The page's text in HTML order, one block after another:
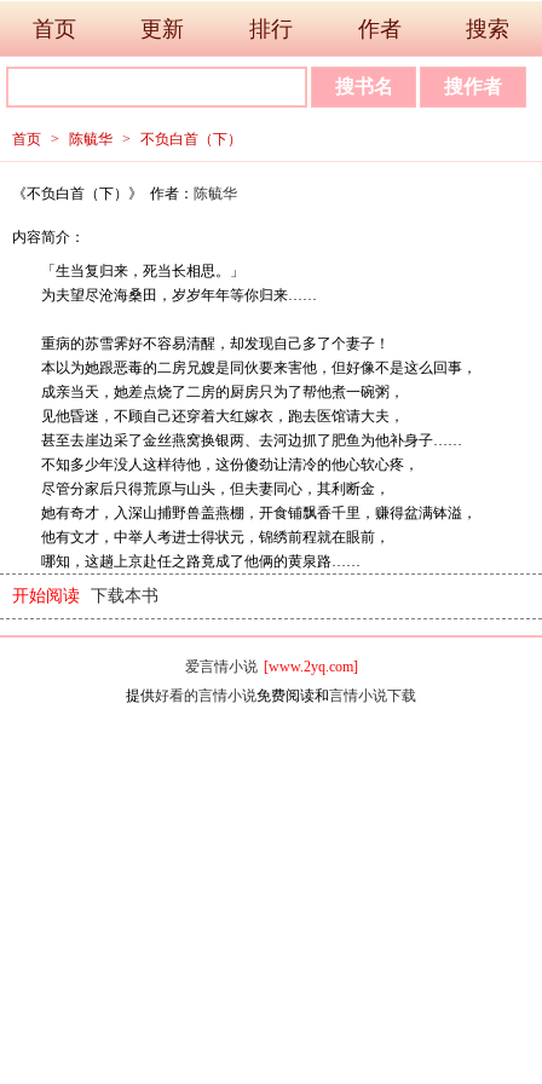
首页 更新 排行 作者 搜索
首页 > 陈毓华 > 不负白首（下）
《不负白首（下）》 作者： 陈毓华
内容简介：
「生当复归来，死当长相思。」
为夫望尽沧海桑田，岁岁年年等你归来……
重病的苏雪霁好不容易清醒，却发现自己多了个妻子！
本以为她跟恶毒的二房兄嫂是同伙要来害他，但好像不是这么回事，
成亲当天，她差点烧了二房的厨房只为了帮他煮一碗粥，
见他昏迷，不顾自己还穿着大红嫁衣，跑去医馆请大夫，
甚至去崖边采了金丝燕窝换银两、去河边抓了肥鱼为他补身子……
不知多少年没人这样待他，这份傻劲让清冷的他心软心疼，
尽管分家后只得荒原与山头，但夫妻同心，其利断金，
她有奇才，入深山捕野兽盖燕棚，开食铺飘香千里，赚得盆满钵溢，
他有文才，中举人考进士得状元，锦绣前程就在眼前，
哪知，这趟上京赴任之路竟成了他俩的黄泉路……
开始阅读 下载本书
爱言情小说 [www.2yq.com]
提供好看的言情小说免费阅读和言情小说下载